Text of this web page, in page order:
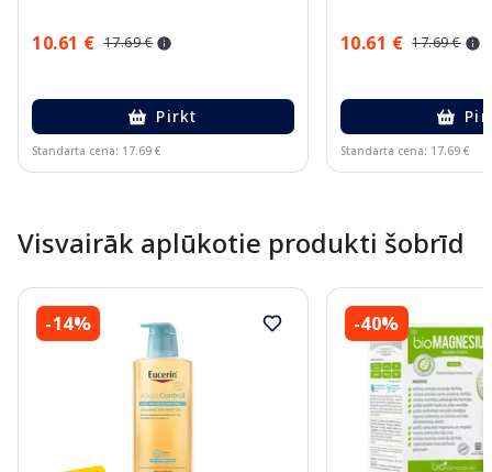
10.61 € 17.69 €
Pirkt
Standarta cena: 17.69 €
10.61 € 17.69 €
Standarta cena: 17.69 €
Visvairāk aplūkotie produkti šobrīd
-14% -40%